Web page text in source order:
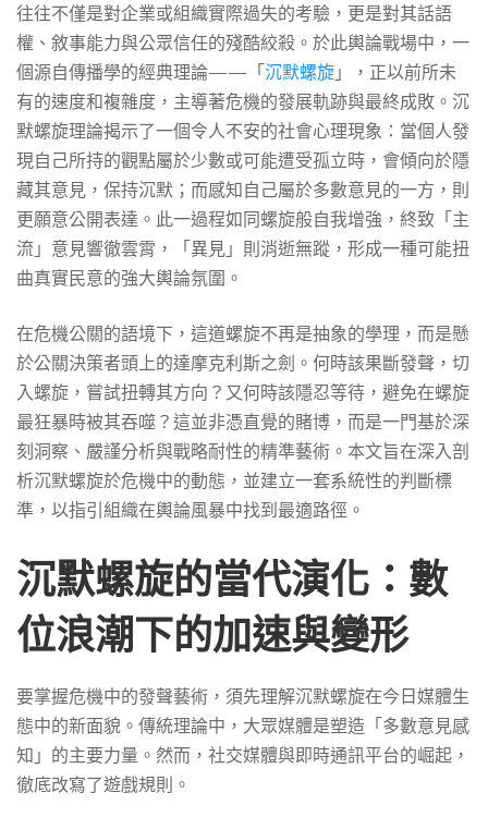
時
該
發
聲？
何
時
該
等
待
的
判
往往不僅是對企業或組織實際過失的考驗，更是對其話語
權、敘事能力與公眾信任的殘酷絞殺。於此輿論戰場中，一
個源自傳播學的經典理論——「 沉默螺旋 」，正以前所未
有的速度和複雜度，主導著危機的發展軌跡與最終成敗。沉
默螺旋理論揭示了一個令人不安的社會心理現象：當個人發
現自己所持的觀點屬於少數或可能遭受孤立時，會傾向於隱
藏其意見，保持沉默；而感知自己屬於多數意見的一方，則
更願意公開表達。此一過程如同螺旋般自我增強，終致「主
流」意見響徹雲霄，「異見」則消逝無蹤，形成一種可能扭
曲真實民意的強大輿論氛圍。
在危機公關的語境下，這道螺旋不再是抽象的學理，而是懸
於公關決策者頭上的達摩克利斯之劍。何時該果斷發聲，切
入螺旋，嘗試扭轉其方向？又何時該隱忍等待，避免在螺旋
最狂暴時被其吞噬？這並非憑直覺的賭博，而是一門基於深
刻洞察、嚴謹分析與戰略耐性的精準藝術。本文旨在深入剖
析沉默螺旋於危機中的動態，並建立一套系統性的判斷標
準，以指引組織在輿論風暴中找到最適路徑。
沉默螺旋的當代演化：數
位浪潮下的加速與變形
要掌握危機中的發聲藝術，須先理解沉默螺旋在今日媒體生
態中的新面貌。傳統理論中，大眾媒體是塑造「多數意見感
知」的主要力量。然而，社交媒體與即時通訊平台的崛起，
徹底改寫了遊戲規則。